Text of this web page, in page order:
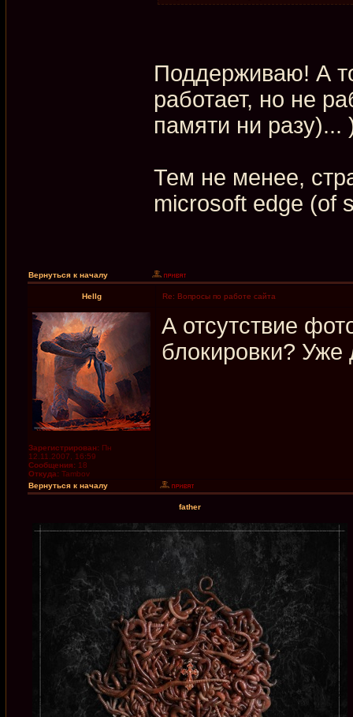
Поддерживаю! А
работает, но не
памяти ни разу)...
Тем не менее,
microsoft edge (of
Вернуться к началу
Hellg Re: Вопросы по работе сайта
Зарегистрирован: Пн
12.11.2007, 16:59
Сообщения: 18
Откуда: Tambov
А отсутствие
блокировки?
Вернуться к началу
father